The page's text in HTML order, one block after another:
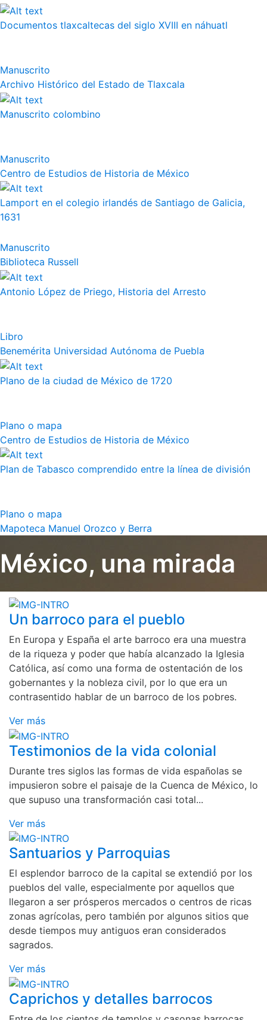
Documentos tlaxcaltecas del siglo XVIII en náhuatl
Manuscrito
Archivo Histórico del Estado de Tlaxcala
Manuscrito colombino
Manuscrito
Centro de Estudios de Historia de México
Lamport en el colegio irlandés de Santiago de Galicia,
1631
Manuscrito
Biblioteca Russell
Antonio López de Priego, Historia del Arresto
Libro
Benemérita Universidad Autónoma de Puebla
Plano de la ciudad de México de 1720
Plano o mapa
Centro de Estudios de Historia de México
Plan de Tabasco comprendido entre la línea de división
Plano o mapa
Mapoteca Manuel Orozco y Berra
México, una mirada
Un barroco para el pueblo
En Europa y España el arte barroco era una muestra
de la riqueza y poder que había alcanzado la Iglesia
Católica, así como una forma de ostentación de los
gobernantes y la nobleza civil, por lo que era un
contrasentido hablar de un barroco de los pobres.
Ver más
Testimonios de la vida colonial
Durante tres siglos las formas de vida españolas se
impusieron sobre el paisaje de la Cuenca de México, lo
que supuso una transformación casi total...
Ver más
Santuarios y Parroquias
El esplendor barroco de la capital se extendió por los
pueblos del valle, especialmente por aquellos que
llegaron a ser prósperos mercados o centros de ricas
zonas agrícolas, pero también por algunos sitios que
desde tiempos muy antiguos eran considerados
sagrados.
Ver más
Caprichos y detalles barrocos